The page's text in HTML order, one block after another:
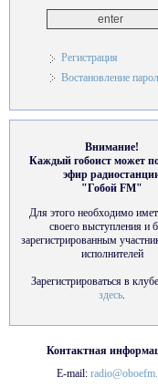
Регистрация
Востановление
Внимание!
Каждый гобоист может
эфир
"Гобой FM"
Для этого необходимо
своего выступления и
зарегистрированным
исполнителей
Зарегистрироваться в
здесь.
Контактная
E-mail: